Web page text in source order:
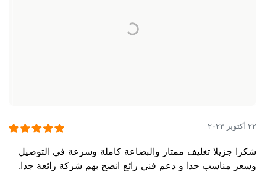
٢٢ أكتوبر ٢٠٢٣
شكرا جزيلا تغليف ممتاز والبضاعة كاملة وسرعة في التوصيل
وسعر مناسب جدا و دعم فني رائع انصح بهم شركة رائعة جدا.